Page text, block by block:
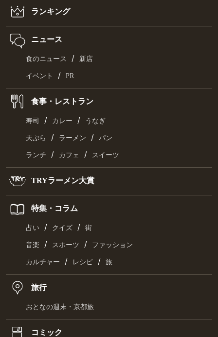
ランキング
ニュース
食のニュース / 新店
イベント / PR
食事・レストラン
寿司 / カレー / うなぎ
天ぷら / ラーメン / パン
ランチ / カフェ / スイーツ
TRYラーメン大賞
特集・コラム
占い / クイズ / 街
音楽 / スポーツ / ファッション
カルチャー / レシピ / 旅
旅行
おとなの週末・京都旅
コミック